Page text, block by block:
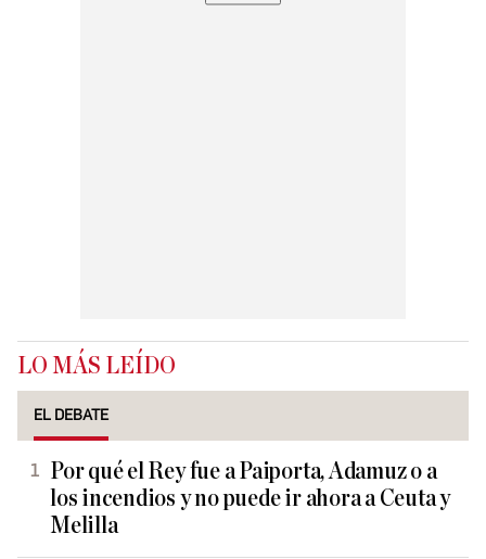
LO MÁS LEÍDO
EL DEBATE
Por qué el Rey fue a Paiporta, Adamuz o a
los incendios y no puede ir ahora a Ceuta y
Melilla